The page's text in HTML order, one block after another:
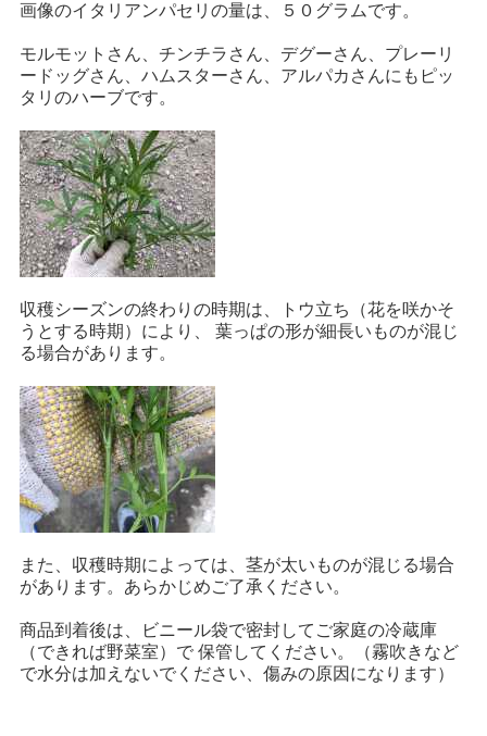
画像のイタリアンパセリの量は、５０グラムです。
モルモットさん、チンチラさん、デグーさん、プレーリ
ードッグさん、ハムスターさん、アルパカさんにもピッ
タリのハーブです。
収穫シーズンの終わりの時期は、トウ立ち（花を咲かそ
うとする時期）により、 葉っぱの形が細長いものが混じ
る場合があります。
また、収穫時期によっては、茎が太いものが混じる場合
があります。あらかじめご了承ください。
商品到着後は、ビニール袋で密封してご家庭の冷蔵庫
（できれば野菜室）で 保管してください。（霧吹きなど
で水分は加えないでください、傷みの原因になります）